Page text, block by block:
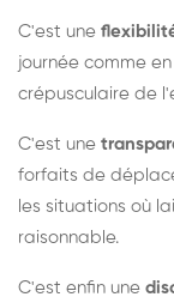
C'est une
journée comme
crépusculaire de
C'est une
forfaits de
les situations où
raisonnable.
C'est enfin une